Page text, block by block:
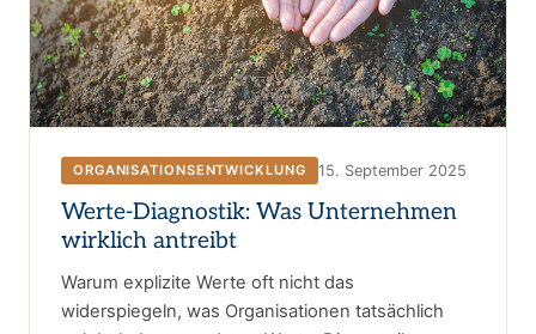
ORGANISATIONSENTWICKLUNG 15. September 2025
Werte-Diagnostik: Was Unternehmen
wirklich antreibt
Warum explizite Werte oft nicht das
widerspiegeln, was Organisationen tatsächlich